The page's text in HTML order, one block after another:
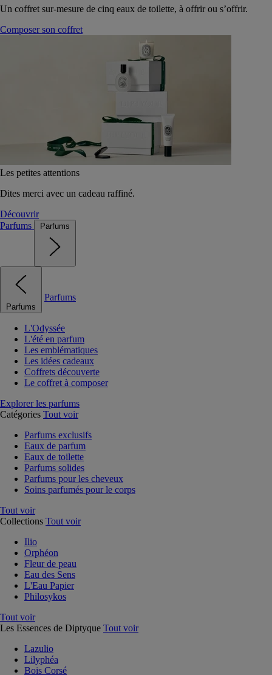
Un coffret sur-mesure de cinq eaux de toilette, à offrir ou s’offrir.
Composer son coffret
Les petites attentions
Dites merci avec un cadeau raffiné.
Découvrir
Parfums
Parfums
Parfums
Parfums
L'Odyssée
L'été en parfum
Les emblématiques
Les idées cadeaux
Coffrets découverte
Le coffret à composer
Explorer les parfums
Catégories Tout voir
Parfums exclusifs
Eaux de parfum
Eaux de toilette
Parfums solides
Parfums pour les cheveux
Soins parfumés pour le corps
Tout voir
Collections Tout voir
Ilio
Orphéon
Fleur de peau
Eau des Sens
L'Eau Papier
Philosykos
Tout voir
Les Essences de Diptyque Tout voir
Lazulio
Lilyphéa
Bois Corsé